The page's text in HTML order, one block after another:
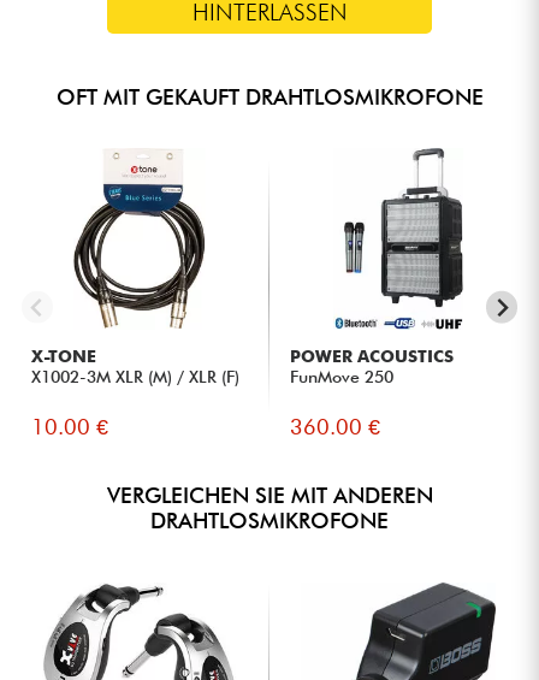
HINTERLASSEN
OFT MIT GEKAUFT DRAHTLOSMIKROFONE
X-TONE
X1002-3M XLR (M) / XLR (F)
10.00 €
POWER ACOUSTICS
FunMove 250
360.00 €
VERGLEICHEN SIE MIT ANDEREN
DRAHTLOSMIKROFONE